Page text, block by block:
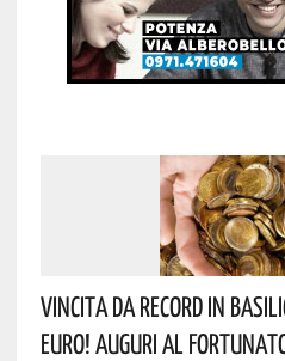
Vincita Da Record In
Euro! Auguri Al